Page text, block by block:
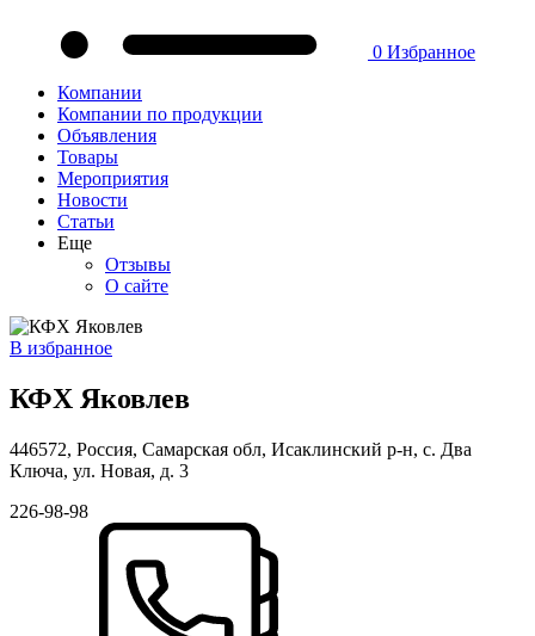
0 Избранное
Компании
Компании по продукции
Объявления
Товары
Мероприятия
Новости
Статьи
Еще
Отзывы
О сайте
В избранное
КФХ Яковлев
446572, Россия, Самарская обл, Исаклинский р-н, с. Два
Ключа, ул. Новая, д. 3
226-98-98